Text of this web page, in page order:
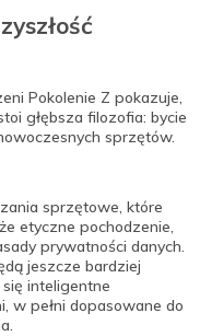
Pokolenie Z pokazuje,
głębsza filozofia: bycie
sprzętów.
sprzętowe, które
etyczne pochodzenie,
prywatności danych.
jeszcze bardziej
inteligentne
w pełni dopasowane do